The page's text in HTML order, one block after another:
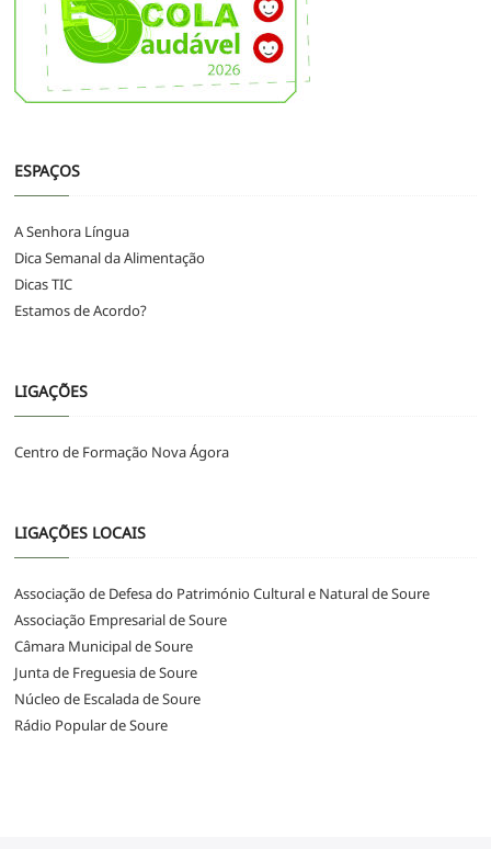
ESPAÇOS
A Senhora Língua
Dica Semanal da Alimentação
Dicas TIC
Estamos de Acordo?
LIGAÇÕES
Centro de Formação Nova Ágora
LIGAÇÕES LOCAIS
Associação de Defesa do Património Cultural e Natural de Soure
Associação Empresarial de Soure
Câmara Municipal de Soure
Junta de Freguesia de Soure
Núcleo de Escalada de Soure
Rádio Popular de Soure